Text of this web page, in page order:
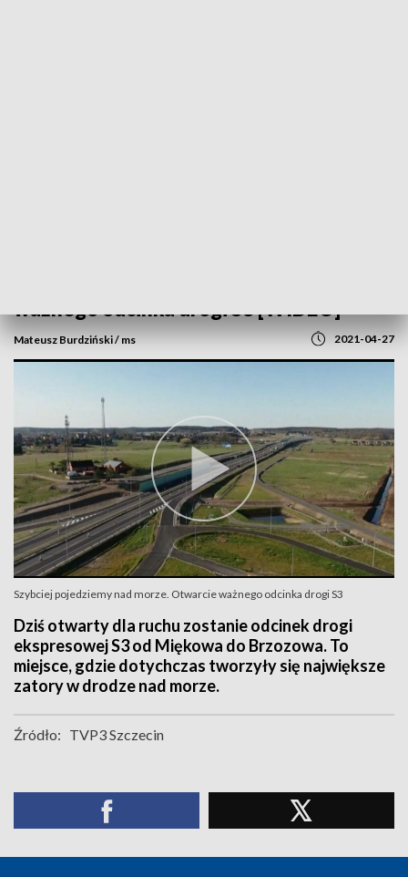
ważnego odcinka drogi S3 [WIDEO]
Mateusz Burdziński / ms 2021-04-27
Szybciej pojedziemy nad morze. Otwarcie ważnego odcinka drogi S3
Dziś otwarty dla ruchu zostanie odcinek drogi
ekspresowej S3 od Miękowa do Brzozowa. To
miejsce, gdzie dotychczas tworzyły się największe
zatory w drodze nad morze.
Źródło: TVP3 Szczecin